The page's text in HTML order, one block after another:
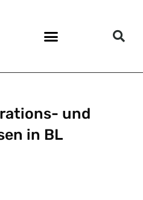
und
in BL